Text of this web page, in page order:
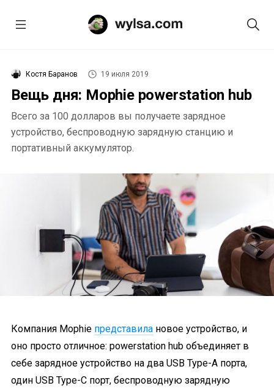
Костя Баранов 19 июля 2019
Вещь дня: Mophie powerstation hub
Всего за 100 долларов вы получаете зарядное
устройство, беспроводную зарядную станцию и
портативный аккумулятор.
Компания Mophie представила новое устройство, и
оно просто отличное: powerstation hub объединяет в
себе зарядное устройство на два USB Type-A порта,
один USB Type-C порт, беспроводную зарядную